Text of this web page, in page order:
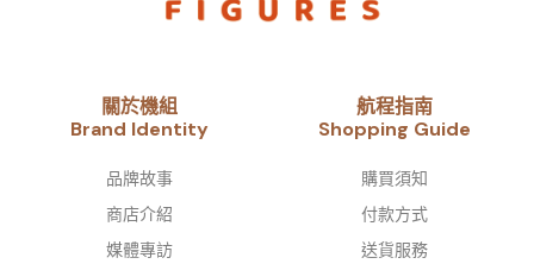
關於機組
Brand Identity​
品牌故事​
商店介紹
媒體專訪
航程指南
Shopping Guide
購買須知
付款方式
送貨服務